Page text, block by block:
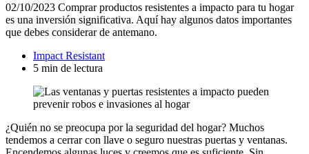
02/10/2023 Comprar productos resistentes a impacto para tu hogar
es una inversión significativa. Aquí hay algunos datos importantes
que debes considerar de antemano.
Impact Resistant
5 min de lectura
¿Quién no se preocupa por la seguridad del hogar? Muchos
tendemos a cerrar con llave o seguro nuestras puertas y ventanas.